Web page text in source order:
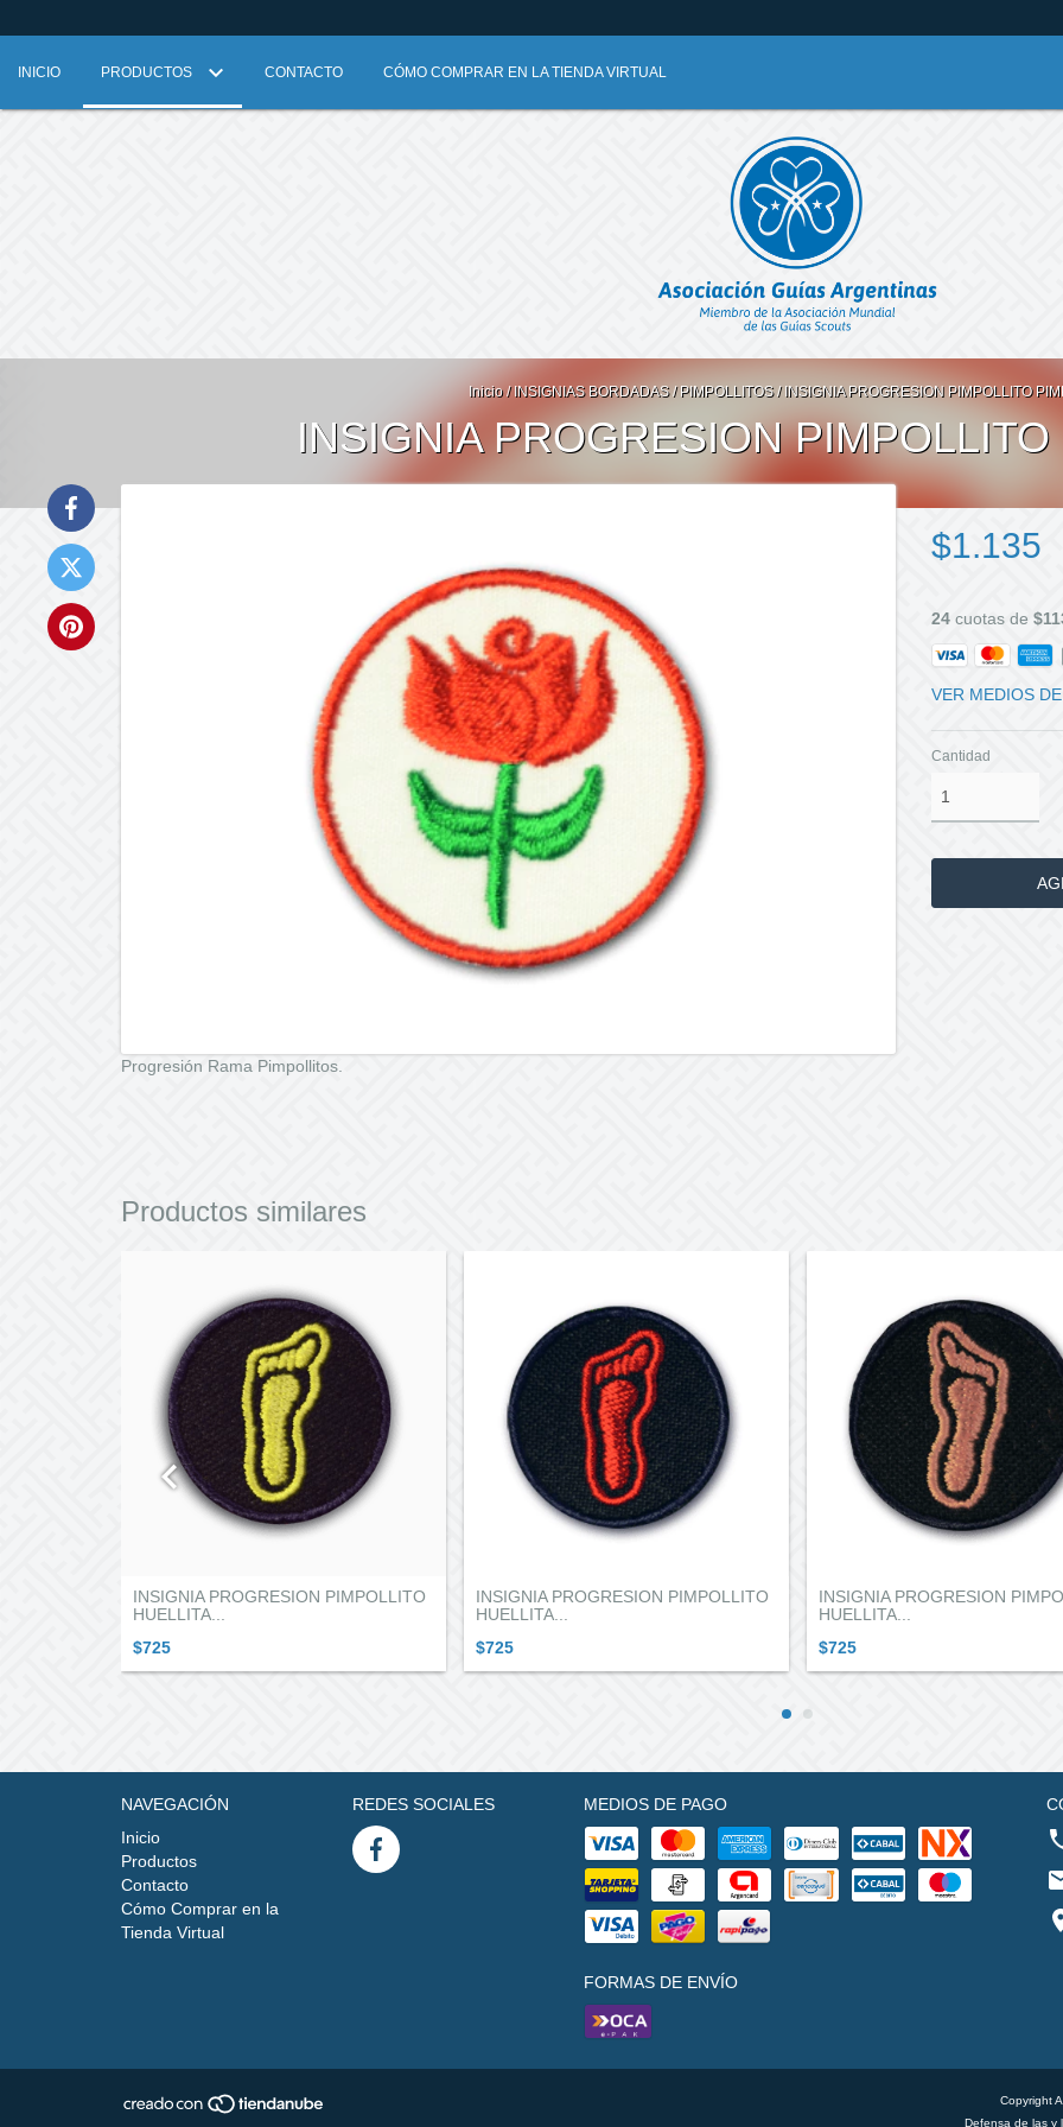
INICIO PRODUCTOS CONTACTO CÓMO COMPRAR EN LA TIENDA VIRTUAL
Inicio / INSIGNIAS BORDADAS / PIMPOLLITOS / INSIGNIA PROGRESION PIMPOLLITO
INSIGNIA PROGRESION
$1.135
24cuotas de
VER MEDIOS
Cantidad
Progresión Rama Pimpollitos.
Productos similares
INSIGNIA PROGRESION PIMPOLLITO
HUELLITA...
$725
INSIGNIA PROGRESION PIMPOLLITO
HUELLITA...
$725
INSIGNIA PROGRESION
HUELLITA...
$725
NAVEGACIÓN
Inicio
Productos
Contacto
Cómo Comprar en la
Tienda Virtual
REDES SOCIALES MEDIOS DE PAGO
FORMAS DE ENVÍO
Copyright
Defensa de las y